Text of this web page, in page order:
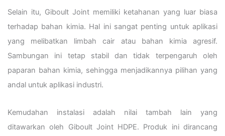
Selain itu, Giboult Joint memiliki ketahanan yang luar biasa
terhadap bahan kimia. Hal ini sangat penting untuk aplikasi
yang melibatkan limbah cair atau bahan kimia agresif.
Sambungan ini tetap stabil dan tidak terpengaruh oleh
paparan bahan kimia, sehingga menjadikannya pilihan yang
andal untuk aplikasi industri.
Kemudahan instalasi adalah nilai tambah lain yang
ditawarkan oleh Giboult Joint HDPE. Produk ini dirancang